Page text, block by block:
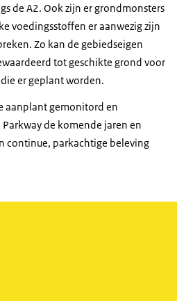
de A2. Ook zijn er grondmonsters
voedingsstoffen er aanwezig zijn
Zo kan de gebiedseigen
tot geschikte grond voor
er geplant worden.
aanplant gemonitord en
de komende jaren en
continue, parkachtige beleving